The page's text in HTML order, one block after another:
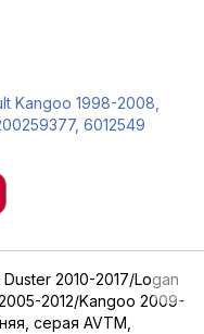
Kangoo 1998-2008,
6012549